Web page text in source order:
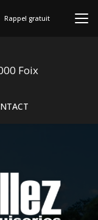
Foix
Rappel gratuit